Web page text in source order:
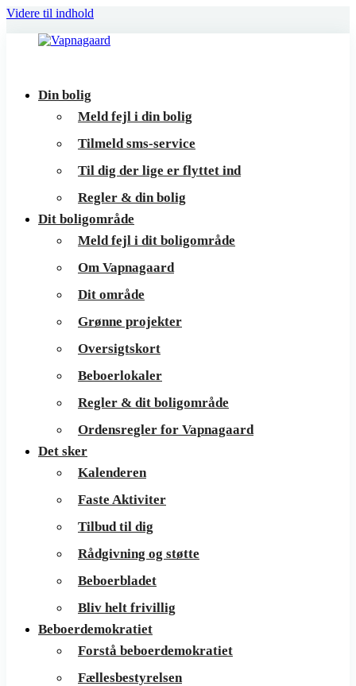
Videre til indhold
Vapnagaard
BoligerDin bolig
Meld fejl i din bolig
Tilmeld sms-service
Til dig der lige er flyttet ind
Regler & din bolig
Dit boligområde
Meld fejl i dit boligområde
Om Vapnagaard
Dit område
Grønne projekter
Oversigtskort
Beboerlokaler
Regler & dit boligområde
Ordensregler for Vapnagaard
Det sker
Kalenderen
Faste Aktiviter
Tilbud til dig
Rådgivning og støtte
Beboerbladet
Bliv helt frivillig
Beboerdemokratiet
Forstå beboerdemokratiet
Fællesbestyrelsen